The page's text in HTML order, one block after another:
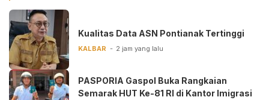
Kualitas Data ASN Pontianak Tertinggi
KALBAR 2 jam yang lalu
PASPORIA Gaspol Buka Rangkaian
Semarak HUT Ke-81 RI di Kantor Imigrasi